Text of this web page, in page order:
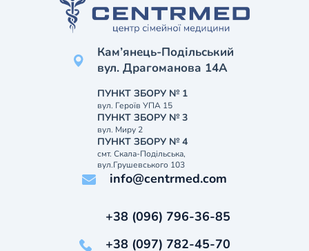
Кам’янець-Подільський
вул. Драгоманова 14А
ПУНКТ ЗБОРУ № 1
вул. Героїв УПА 15
ПУНКТ ЗБОРУ № 3
вул. Миру 2
ПУНКТ ЗБОРУ № 4
смт. Скала-Подільська,
вул.Грушевського 103
info@centrmed.com
+38 (096) 796-36-85
+38 (097) 782-45-70